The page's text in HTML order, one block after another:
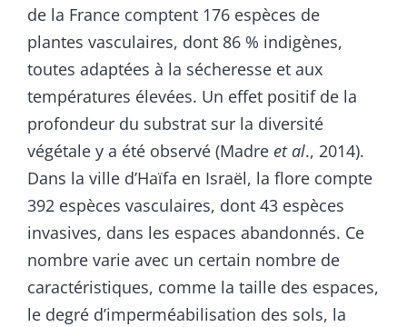
de la France comptent 176 espèces de
plantes vasculaires, dont 86 % indigènes,
toutes adaptées à la sécheresse et aux
températures élevées. Un effet positif de la
profondeur du substrat sur la diversité
végétale y a été observé (Madre et al., 2014).
Dans la ville d’Haïfa en Israël, la flore compte
392 espèces vasculaires, dont 43 espèces
invasives, dans les espaces abandonnés. Ce
nombre varie avec un certain nombre de
caractéristiques, comme la taille des espaces,
le degré d’imperméabilisation des sols, la